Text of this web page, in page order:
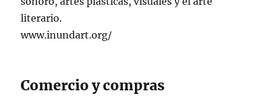
literario.
www.inundart.org/
Comercio y compras